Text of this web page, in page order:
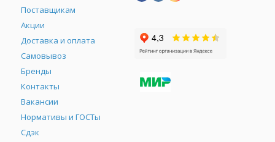
Поставщикам
Акции
Доставка и оплата
Самовывоз
Бренды
Контакты
Вакансии
Нормативы и ГОСТы
Сдэк